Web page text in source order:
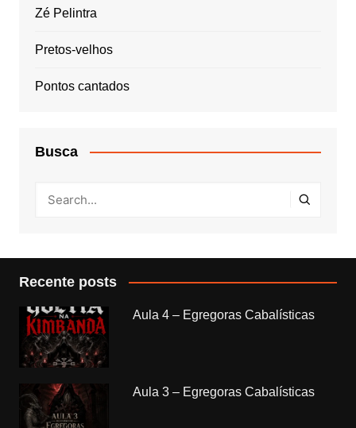
Zé Pelintra
Pretos-velhos
Pontos cantados
Busca
Recente posts
Aula 4 – Egregoras Cabalísticas
Aula 3 – Egregoras Cabalísticas